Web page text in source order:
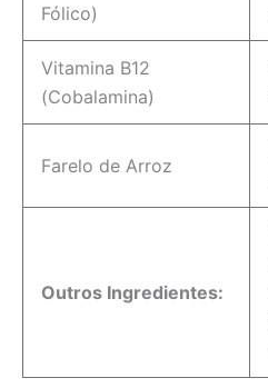
Fólico)
Vitamina B12
(Cobalamina)
Farelo de Arroz
Outros Ingredientes: